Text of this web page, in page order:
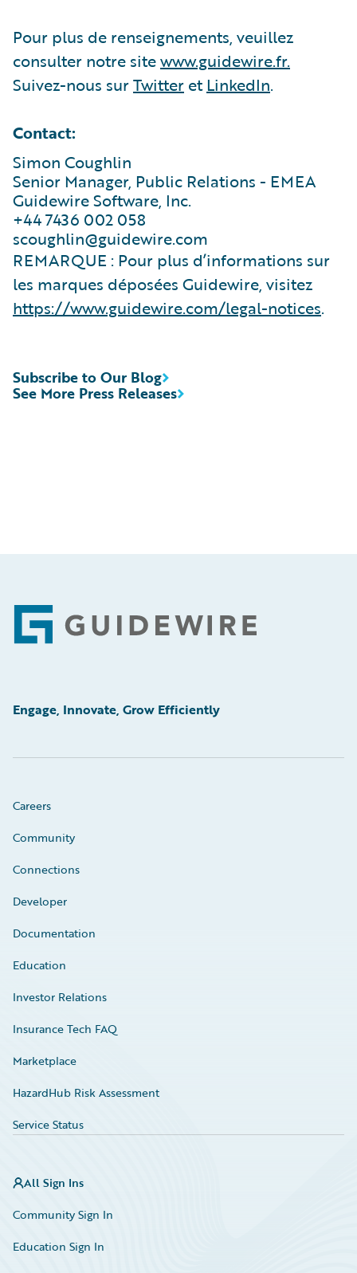
Pour plus de renseignements, veuillez
consulter notre sitewww.guidewire.fr.
Suivez-nous surTwitter etLinkedIn.
Contact:
Simon Coughlin
Senior Manager, Public Relations - EMEA
Guidewire Software, Inc.
+44 7436 002 058
scoughlin@guidewire.com
REMARQUE : Pour plus d’informations sur
les marques déposées Guidewire, visitez
https://www.guidewire.com/legal-notices.
See More Press Releases
Subscribe to Our Blog
Footer
Engage, Innovate, Grow Efficiently
Careers
Community
Connections
Developer
Documentation
Education
Investor Relations
Insurance Tech FAQ
Marketplace
HazardHub Risk Assessment
Service Status
All Sign Ins
Community Sign In
Education Sign In